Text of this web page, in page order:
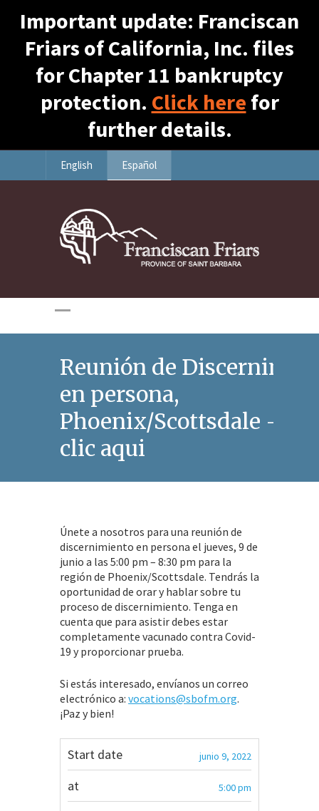
Important update: Franciscan
Friars of California, Inc. files
for Chapter 11 bankruptcy
protection. Click here for
further details.
English Español
Reunión de
en persona,
Phoenix/Scottsdale –
clic aqui
Únete a nosotros para una reunión de
discernimiento en persona el jueves, 9 de
junio a las 5:00 pm – 8:30 pm para la
región de Phoenix/Scottsdale. Tendrás la
oportunidad de orar y hablar sobre tu
proceso de discernimiento. Tenga en
cuenta que para asistir debes estar
completamente vacunado contra Covid-
19 y proporcionar prueba.
Si estás interesado, envíanos un correo
electrónico a: vocations@sbofm.org.
¡Paz y bien!
Start date junio 9, 2022
at 5:00 pm